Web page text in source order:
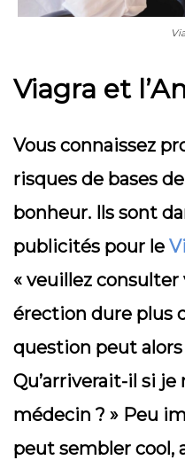
Viagra et
Vous connaissez
risques de bases
bonheur. Ils sont
publicités pour le
« veuillez
érection dure plus
question peut
Qu’arriverait-il si je
médecin ? » Peu
peut sembler cool,